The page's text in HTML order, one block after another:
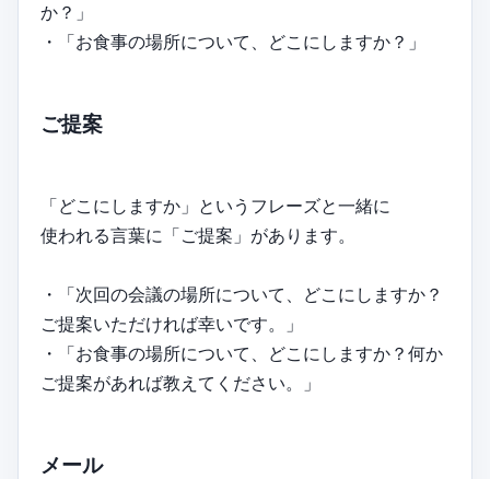
か？」
・「お食事の場所について、どこにしますか？」
ご提案
「どこにしますか」というフレーズと一緒に
使われる言葉に「ご提案」があります。
・「次回の会議の場所について、どこにしますか？
ご提案いただければ幸いです。」
・「お食事の場所について、どこにしますか？何か
ご提案があれば教えてください。」
メール